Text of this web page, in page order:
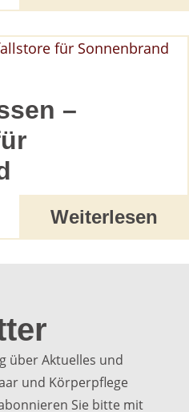
–
Weiterlesen
über Aktuelles und
und Körperpflege
Sie bitte mit